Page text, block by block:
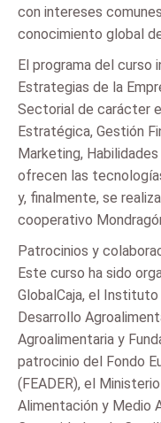
con intereses
conocimiento global
El programa del curso
Estrategias de la
Sectorial de carácter
Estratégica, Gestión
Marketing,
ofrecen las
y, finalmente, se
cooperativo
Patrocinios y
Este curso ha sido
GlobalCaja, el
Desarrollo
Agroalimentaria y
patrocinio del Fondo
(FEADER), el
Alimentación y Medio